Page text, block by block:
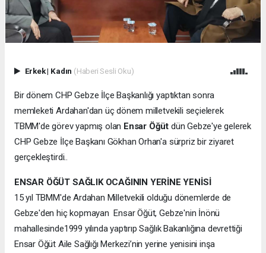
Erkek| Kadın (Haberi Sesli Oku)
Bir dönem CHP Gebze İlçe Başkanlığı yaptıktan sonra
memleketi Ardahan'dan üç dönem milletvekili seçielerek
TBMM'de görev yapmış olan Ensar Öğüt dün Gebze'ye gelerek
CHP Gebze İlçe Başkanı Gökhan Orhan'a sürpriz bir ziyaret
gerçekleştirdi..
ENSAR ÖĞÜT SAĞLIK OCAĞININ YERİNE YENİSİ
15 yıl TBMM'de Ardahan Milletvekili olduğu dönemlerde de
Gebze'den hiç kopmayan Ensar Öğüt, Gebze'nin İnönü
mahallesinde1999 yılında yaptırıp Sağlık Bakanlığına devrettiği
Ensar Öğüt Aile Sağlığı Merkezi’nin yerine yenisini inşa